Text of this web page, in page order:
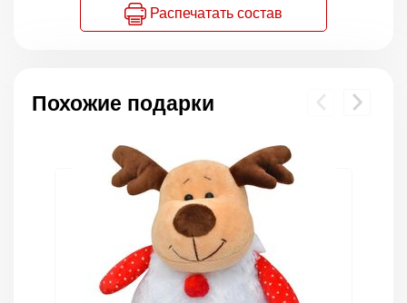
Распечатать состав
Похожие подарки